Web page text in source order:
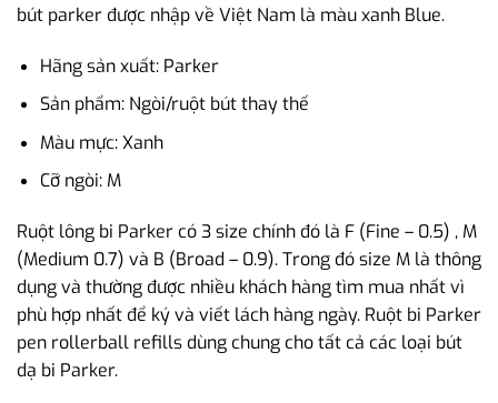
bút parker được nhập về Việt Nam là màu xanh Blue.
Hãng sản xuất: Parker
Sản phẩm: Ngòi/ruột bút thay thế
Màu mực: Xanh
Cỡ ngòi: M
Ruột lông bi Parker có 3 size chính đó là F (Fine – 0.5) , M
(Medium 0.7) và B (Broad – 0.9). Trong đó size M là thông
dụng và thường được nhiều khách hàng tìm mua nhất vì
phù hợp nhất để ký và viết lách hàng ngày. Ruột bi Parker
pen rollerball refills dùng chung cho tất cả các loại bút
dạ bi Parker.